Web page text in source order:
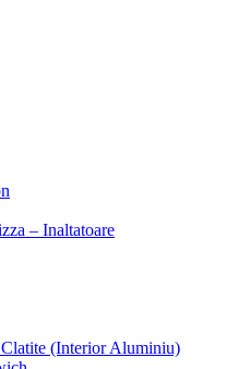
– Inaltatoare
(Interior Aluminiu)